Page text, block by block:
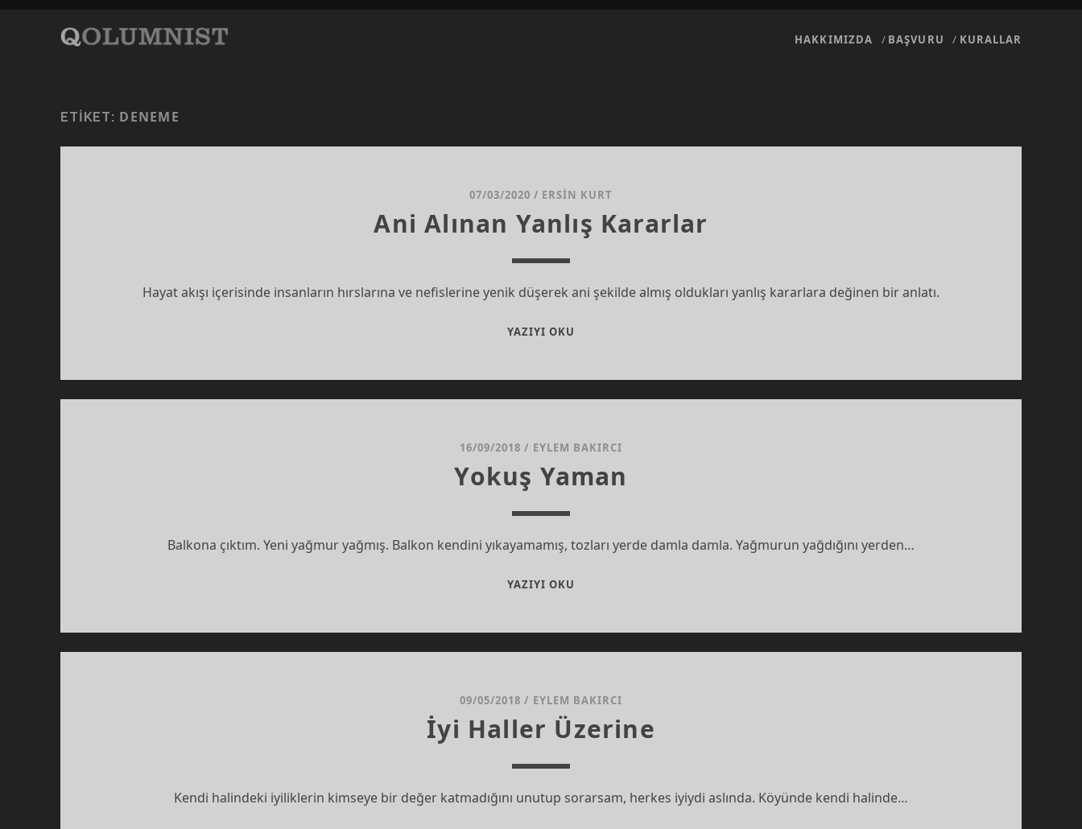
HAKKIMIZDA BAŞVURU KURALLAR
ETIKET: DENEME
07/03/2020 / ERSIN KURT
Ani Alınan Yanlış Kararlar
Hayat akışı içerisinde insanların hırslarına ve nefislerine yenik düşerek ani şekilde almış oldukları yanlış kararlara değinen bir anlatı.
YAZIYI OKU
16/09/2018 / EYLEM BAKIRCI
Yokuş Yaman
Balkona çıktım. Yeni yağmur yağmış. Balkon kendini yıkayamamış, tozları yerde damla damla. Yağmurun yağdığını yerden…
YAZIYI OKU
09/05/2018 / EYLEM BAKIRCI
İyi Haller Üzerine
Kendi halindeki iyiliklerin kimseye bir değer katmadığını unutup sorarsam, herkes iyiydi aslında. Köyünde kendi halinde…